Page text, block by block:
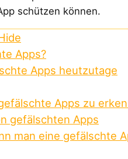
schützen können.
Apps?
Apps heutzutage
Apps zu
gefälschten Apps
man eine gefälschte